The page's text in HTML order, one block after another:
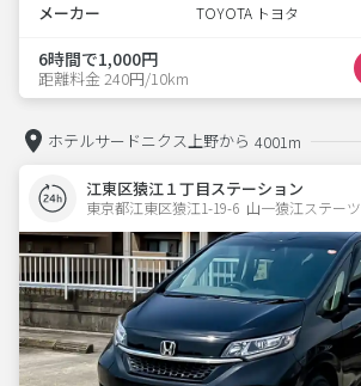
メーカー TOYOTA トヨタ
6時間で1,000円
距離料金 240円/10km
ホテルサードニクス上野から 4001m
江東区猿江１丁目ステーション
東京都江東区猿江1-19-6  山一猿江ステーツ